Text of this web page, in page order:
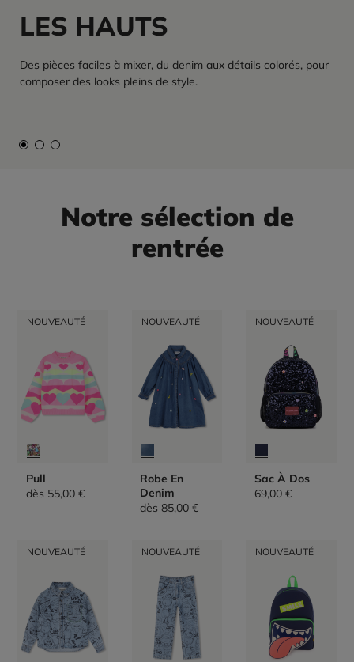
LES HAUTS
Des pièces faciles à mixer, du denim aux détails colorés, pour
composer des looks pleins de style.
Notre sélection de
rentrée
NOUVEAUTÉ
Pull
dès 55,00 €
NOUVEAUTÉ
Robe En
Denim
dès85,00 €
NOUVEAUTÉ
Sac À Dos
69,00 €
NOUVEAUTÉ NOUVEAUTÉ NOUVEAUTÉ